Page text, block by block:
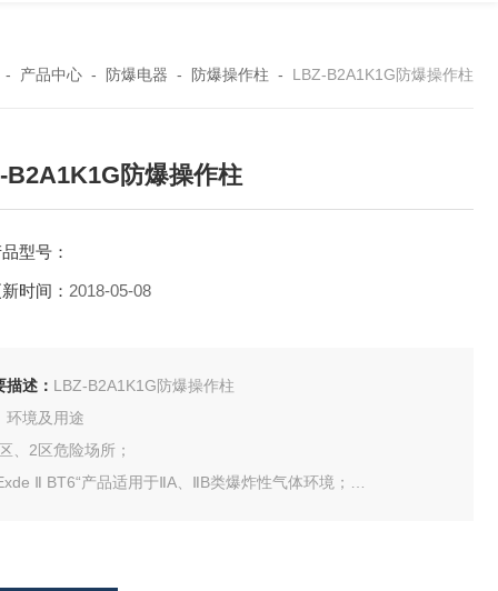
产品中心 - 防爆电器 - 防爆操作柱 - LBZ-B2A1K1G防爆操作柱
B2A1K1G防爆操作柱
型号：
时间： 2018-05-08
描述： LBZ-B2A1K1G防爆操作柱
环境及用途
、2区危险场所；
Ⅱ BT6“产品适用于ⅡA、ⅡB类爆炸性气体环境；